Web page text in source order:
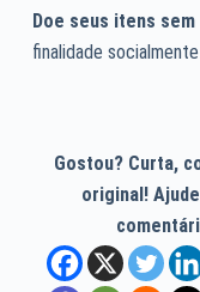
Doe seus itens sem
finalidade
Gostou? Curta,
original!